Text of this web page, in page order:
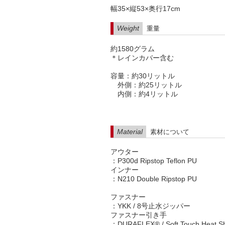
幅35×縦53×奥行17cm
Weight 重量
約1580グラム
＊レインカバー含む
容量：約30リットル
外側：約25リットル
内側：約4リットル
Material 素材について
アウター
：P300d Ripstop Teflon PU
インナー
：N210 Double Ripstop PU
ファスナー
：YKK / 8号止水ジッパー
ファスナー引き手